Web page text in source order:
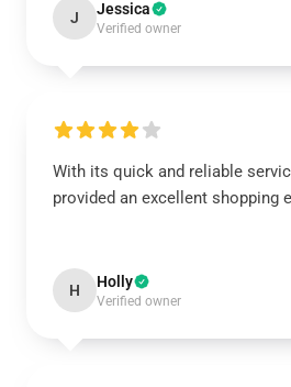
J Jessica
Verified owner
With its quick and reliable
provided an excellent shopping
H Holly
Verified owner